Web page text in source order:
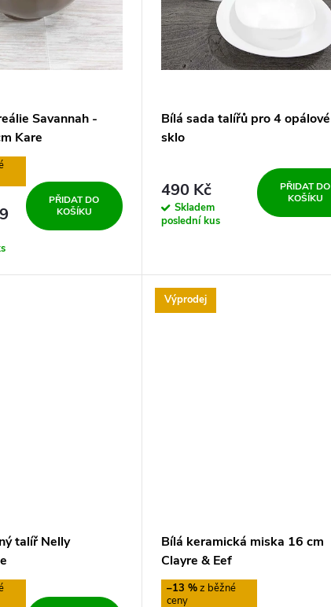
Savannah -
Kare
PŘIDAT DO
KOŠÍKU
Bílá sada talířů pro 4 opálové
sklo
490 Kč
Skladem
poslední kus
PŘIDAT DO
KOŠÍKU
talíř Nelly
Výprodej
Bílá keramická miska 16 cm
Clayre & Eef
–13 %